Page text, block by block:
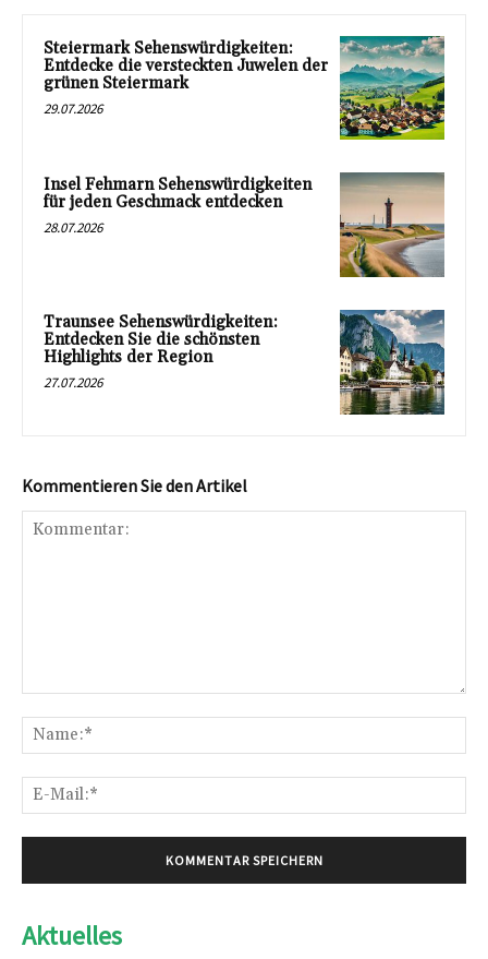
Steiermark Sehenswürdigkeiten:
Entdecke die versteckten Juwelen der
grünen Steiermark
29.07.2026
Insel Fehmarn Sehenswürdigkeiten
für jeden Geschmack entdecken
28.07.2026
Traunsee Sehenswürdigkeiten:
Entdecken Sie die schönsten
Highlights der Region
27.07.2026
Kommentieren Sie den Artikel
Aktuelles